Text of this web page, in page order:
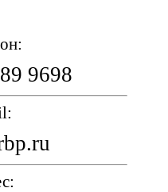
9698